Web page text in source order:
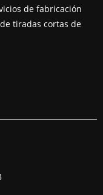
de fabricación
tiradas cortas de